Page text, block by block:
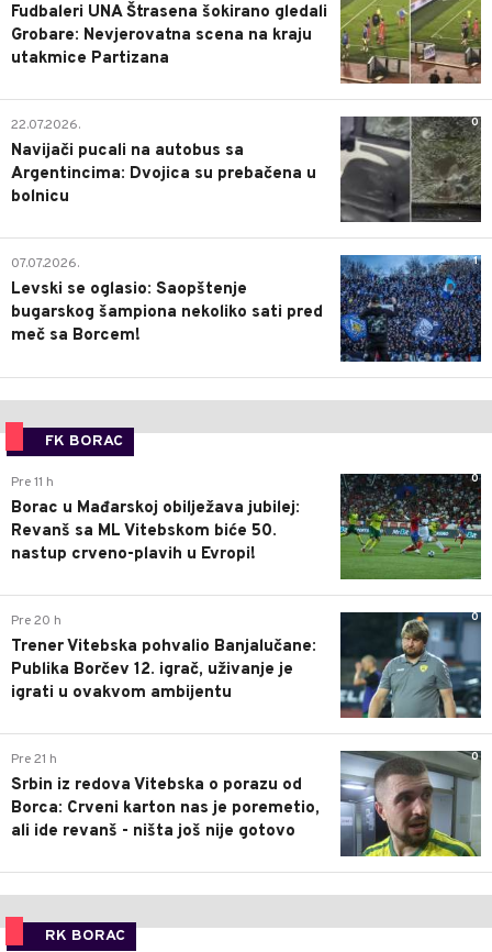
Fudbaleri UNA Štrasena šokirano gledali
Grobare: Nevjerovatna scena na kraju
utakmice Partizana
0
22.07.2026.
Navijači pucali na autobus sa
Argentincima: Dvojica su prebačena u
bolnicu
1
07.07.2026.
Levski se oglasio: Saopštenje
bugarskog šampiona nekoliko sati pred
meč sa Borcem!
FK BORAC
0
Pre 11 h
Borac u Mađarskoj obilježava jubilej:
Revanš sa ML Vitebskom biće 50.
nastup crveno-plavih u Evropi!
0
Pre 20 h
Trener Vitebska pohvalio Banjalučane:
Publika Borčev 12. igrač, uživanje je
igrati u ovakvom ambijentu
0
Pre 21 h
Srbin iz redova Vitebska o porazu od
Borca: Crveni karton nas je poremetio,
ali ide revanš - ništa još nije gotovo
RK BORAC